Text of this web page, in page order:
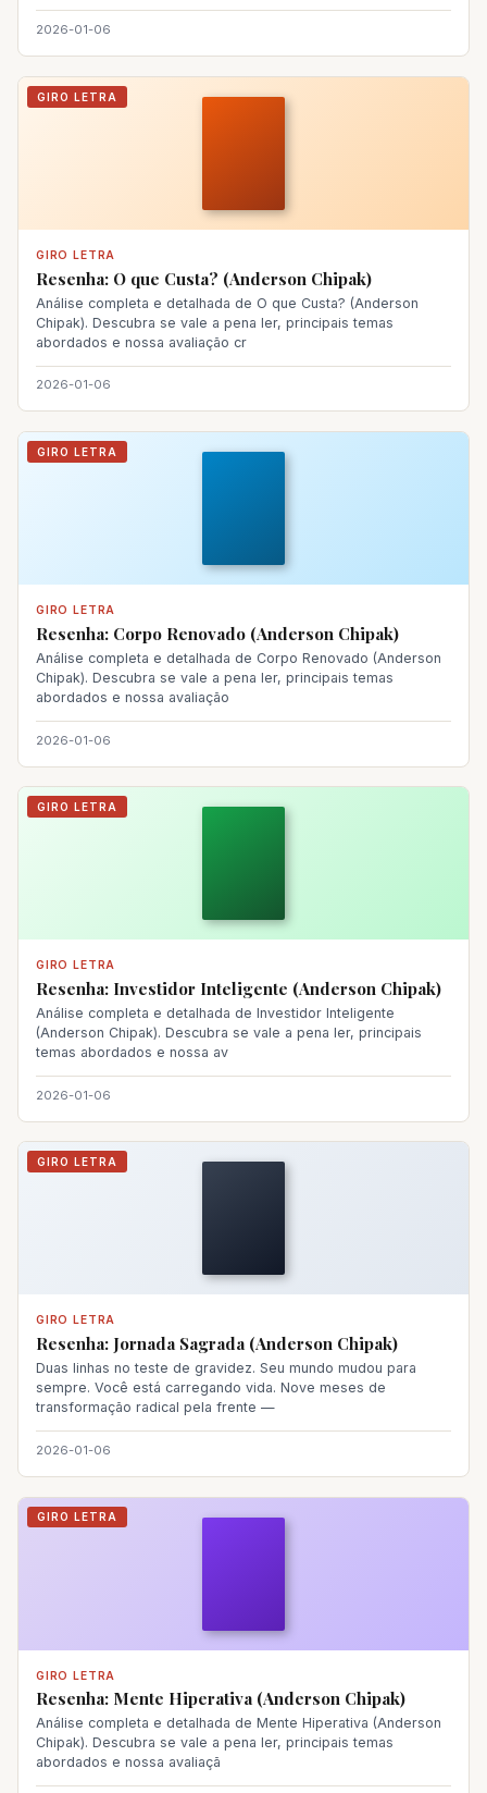
2026-01-06
GIRO LETRA
GIRO LETRA
Resenha: O que Custa? (Anderson Chipak)
Análise completa e detalhada de O que Custa? (Anderson
Chipak). Descubra se vale a pena ler, principais temas
abordados e nossa avaliação cr
2026-01-06
GIRO LETRA
GIRO LETRA
Resenha: Corpo Renovado (Anderson Chipak)
Análise completa e detalhada de Corpo Renovado (Anderson
Chipak). Descubra se vale a pena ler, principais temas
abordados e nossa avaliação
2026-01-06
GIRO LETRA
GIRO LETRA
Resenha: Investidor Inteligente (Anderson Chipak)
Análise completa e detalhada de Investidor Inteligente
(Anderson Chipak). Descubra se vale a pena ler, principais
temas abordados e nossa av
2026-01-06
GIRO LETRA
GIRO LETRA
Resenha: Jornada Sagrada (Anderson Chipak)
Duas linhas no teste de gravidez. Seu mundo mudou para
sempre. Você está carregando vida. Nove meses de
transformação radical pela frente —
2026-01-06
GIRO LETRA
GIRO LETRA
Resenha: Mente Hiperativa (Anderson Chipak)
Análise completa e detalhada de Mente Hiperativa (Anderson
Chipak). Descubra se vale a pena ler, principais temas
abordados e nossa avaliaçã